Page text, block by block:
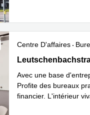
Centre D'affaires
Avec une base
Profite des bureaux
financier. L'intérieur